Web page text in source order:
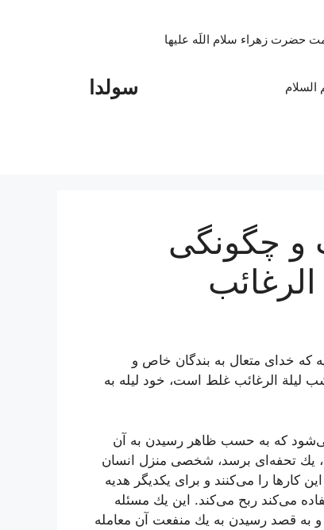
سولدا
حضرت زهراء سلام اللَه علیها
و چگونگی
خدای متعال به بندگان خاص و
لیلة الرغائب غلط است، خود لیله به
كه به حسب ظاهر رسیدن به آن
یك تحفه‌ای برسد، شخصی منزل انسان
كارها را می‌كنند و برای یكدیگر هدیه
می‌كند ربح می‌كند. این یك مسئله
به قصد رسیدن به یك منفعت آن معامله